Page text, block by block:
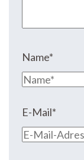
Name*
E-Mail*